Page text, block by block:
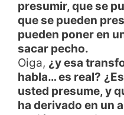
presumir, que se
que se pueden
pueden poner en
sacar pecho.
Oiga, ¿y esa
habla… es real?
usted presume, y
ha derivado en un